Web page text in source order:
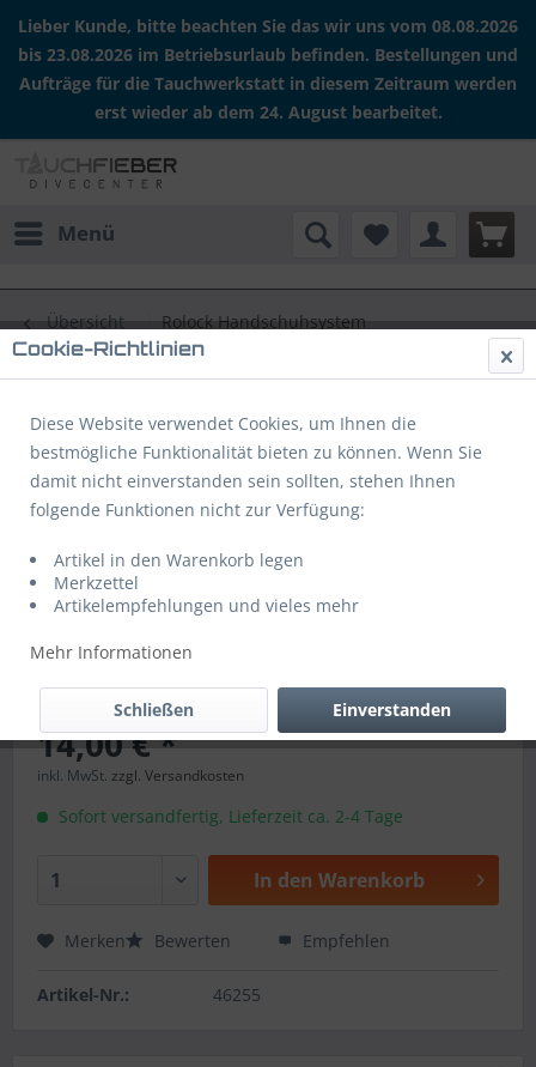
Lieber Kunde, bitte beachten Sie das wir uns vom 08.08.2026
bis 23.08.2026 im Betriebsurlaub befinden. Bestellungen und
Aufträge für die Tauchwerkstatt in diesem Zeitraum werden
erst wieder ab dem 24. August bearbeitet.
Menü
Übersicht Rolock Handschuhsystem
14,00 € *
inkl. MwSt. zzgl. Versandkosten
Sofort versandfertig, Lieferzeit ca. 2-4 Tage
In den Warenkorb
Merken Bewerten Empfehlen
Artikel-Nr.: 46255
Cookie-Richtlinien
Diese Website verwendet Cookies, um Ihnen die
bestmögliche Funktionalität bieten zu können. Wenn Sie
damit nicht einverstanden sein sollten, stehen Ihnen
folgende Funktionen nicht zur Verfügung:
Artikel in den Warenkorb legen
Merkzettel
Artikelempfehlungen und vieles mehr
Mehr Informationen
Einverstanden
Schließen